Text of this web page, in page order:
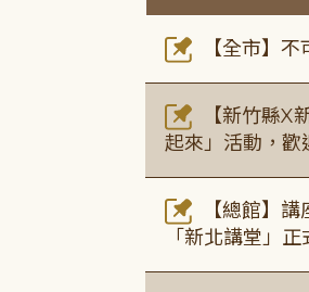
【全市】
【新竹縣X
起來」活動，歡
【總館】
「新北講堂」正